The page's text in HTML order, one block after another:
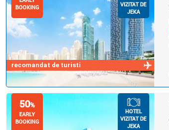
recomandat de turisti
BOOKING
VIZITAT DE
JEKA
50%
EARLY
BOOKING
HOTEL
VIZITAT DE
JEKA